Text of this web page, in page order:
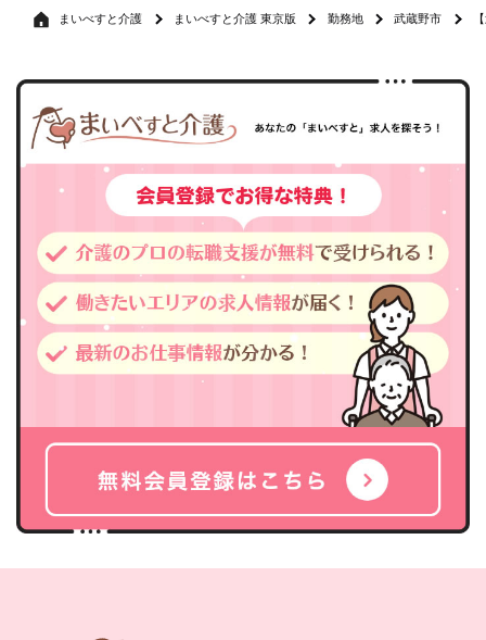
まいべすと介護 まいべすと介護 東京版 勤務地 武蔵野市